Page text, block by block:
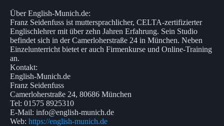
Über English-Munich.de:
Franz Seidenfuss ist muttersprachlicher, CELTA-zertifizierter
Englischlehrer mit über zehn Jahren Erfahrung. Sein Studio
befindet sich in der Camerloherstraße 24 in München. Neben
Einzelunterricht bietet er auch Firmenkurse und Online-Training
an.
Kontakt:
English-Munich.de
Franz Seidenfuss
Camerloherstraße 24, 80686 München
Tel: 01575 8925310
E-Mail: info@english-munich.de
Web: https://english-munich.de